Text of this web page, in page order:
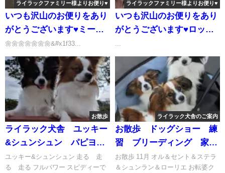
ライラックファミリー様よりお便り♥
いつも沢山のお便りをあり
がとうございます♥ミート
ドリアごちそうさまでした
(´∩｡• ᵕ •｡∩`)
🌼🌼🌼🌼🌼🌼🌼&#x1f33...
ライラックファミリー様よりお便り♥
いつも沢山のお便りをあり
がとうございます♥ロッシ
集♡(> ਊ <)♡
お散歩
ライラック犬舎 ユッキー
&シュンシュン パピヨ
ン 姉妹 走る
ユッキー&シュンシュン 走る 走
る 走る フルパワー スピディーで
ライラック犬舎のご案内
お散歩 ドッグショー 練
習 ブリーディング 家庭
犬 審査基準
お散歩 11月 オル＆セント＆ステラ
＆シュンラン＆ローリエ お転婆ク